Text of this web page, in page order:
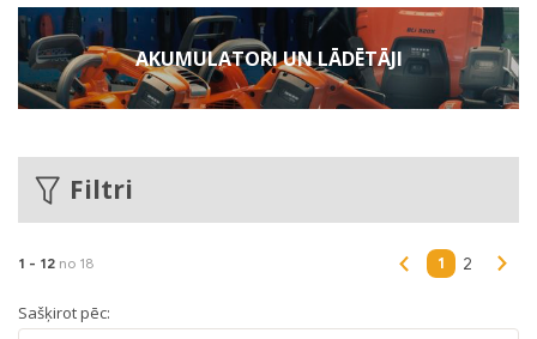
AKUMULATORI UN LĀDĒTĀJI
Filtri
1 - 12 no 18 1 2
Sašķirot pēc: